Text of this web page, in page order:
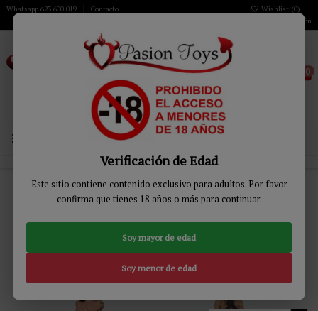
Verificación de Edad
Este sitio contiene contenido exclusivo para adultos. Por favor
confirma que tienes 18 años o más para continuar.
Soy mayor de edad
Soy menor de edad
Whatsapp 623 600 019 Contacto Wishlist (0)
Iniciar sesión
0
Inicio MODA & LENCERÍA Lencería Mujer Lencería Sexy Medias
Relevancia 3
-13% -13%